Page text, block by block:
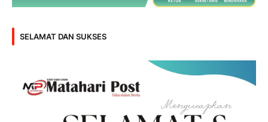
SELAMAT DAN SUKSES